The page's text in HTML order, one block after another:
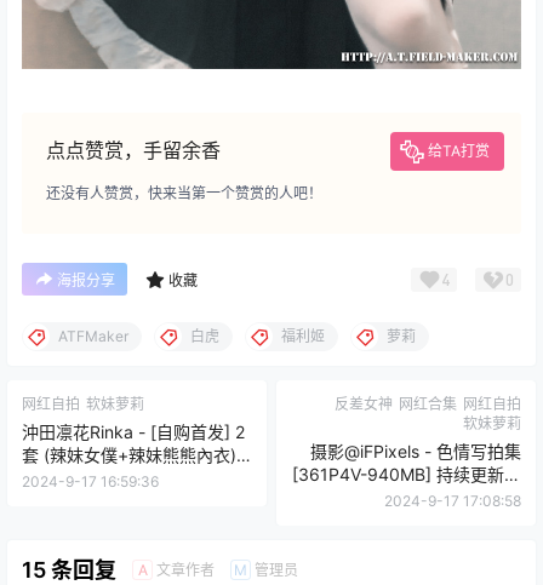
点点赞赏，手留余香 给TA打赏
还没有人赞赏，快来当第一个赞赏的人吧！
海报分享 收藏 4 0
ATFMaker 白虎 福利姬 萝莉
网红自拍 软妹萝莉
沖田凛花Rinka - [自购首发] 2
套 (辣妹女僕+辣妹熊熊內衣)
[nP2V-327MB] 持续更新中 百
2024-9-17 16:59:36
反差女神 网红合集 网红自拍
软妹萝莉
摄影@iFPixels - 色情写拍集
[361P4V-940MB] 持续更新中
百度云
2024-9-17 17:08:58
15 条回复 A 文章作者 M 管理员